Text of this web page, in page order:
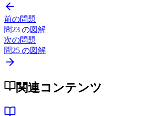
前の問題
問23 の図解
次の問題
問25 の図解
関連コンテンツ